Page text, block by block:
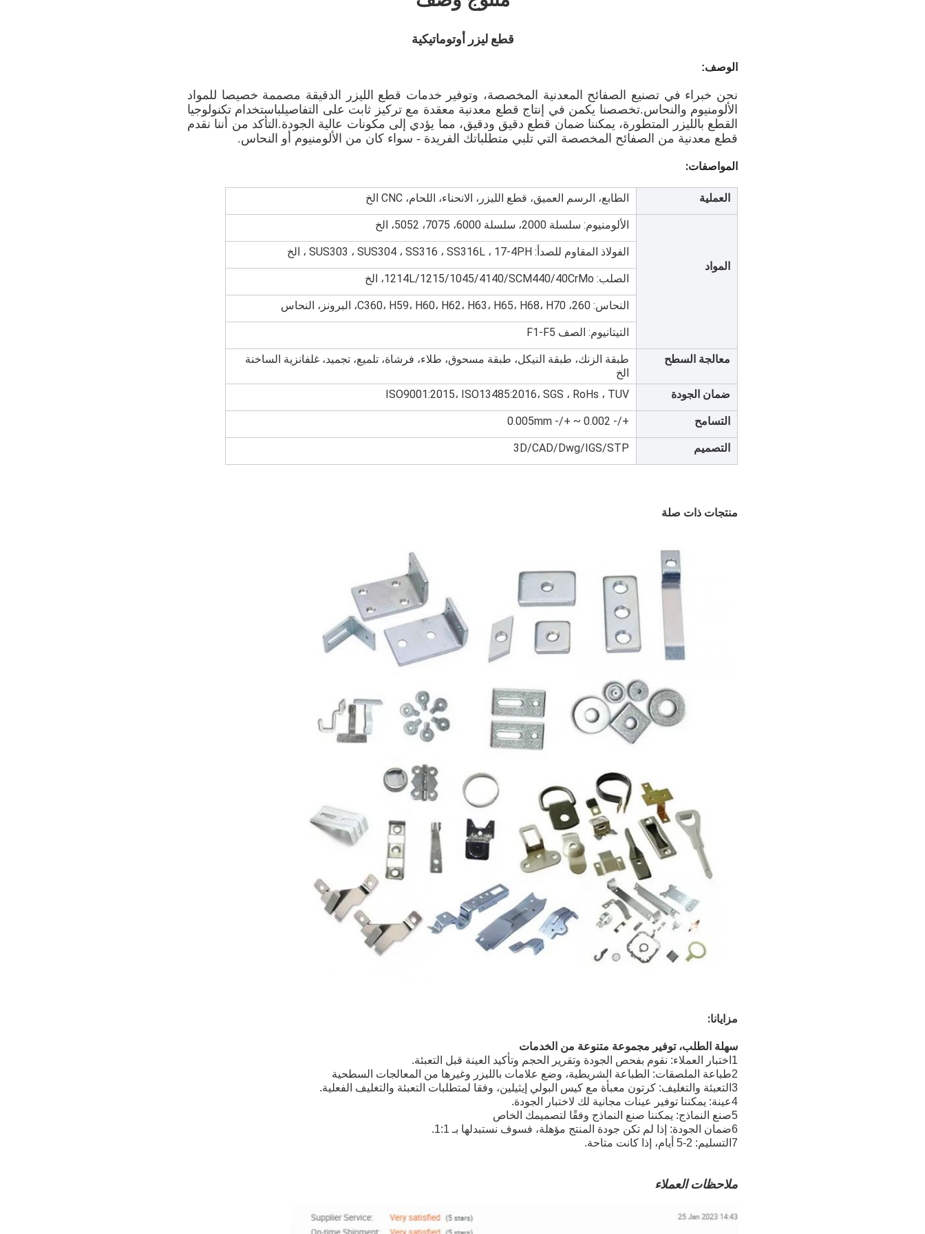
قطع ليزر أوتوماتيكية
الوصف:
نحن خبراء في تصنيع الصفائح المعدنية المخصصة، وتوفير خدمات قطع الليزر الدقيقة مصممة خصيصا للمواد
الألومنيوم والنحاس.تخصصنا يكمن في إنتاج قطع معدنية معقدة مع تركيز ثابت على التفاصيلباستخدام تكنولوجيا
القطع بالليزر المتطورة، يمكننا ضمان قطع دقيق ودقيق، مما يؤدي إلى مكونات عالية الجودة.التأكد من أننا نقدم
قطع معدنية من الصفائح المخصصة التي تلبي متطلباتك الفريدة - سواء كان من الألومنيوم أو النحاس.
المواصفات:
العملية الطابع، الرسم العميق، قطع الليزر، الانحناء، اللحام، CNC الخ
المواد
الألومنيوم: سلسلة 2000، سلسلة 6000، 7075، 5052، الخ
الفولاذ المقاوم للصدأ: SUS303 ، SUS304 ، SS316 ، SS316L ، 17-4PH ، الخ
الصلب: 1214L/1215/1045/4140/SCM440/40CrMo، الخ
النحاس: 260، C360، H59، H60، H62، H63، H65، H68، H70، البرونز، النحاس
التيتانيوم: الصف F1-F5
معالجة السطح
طبقة الزنك، طبقة النيكل، طبقة مسحوق، طلاء، فرشاة، تلميع، تجميد، غلفانزية الساخنة
الخ
ضمان الجودة
ISO9001:2015، ISO13485:2016، SGS ، RoHs ، TUV
التسامح +/- 0.002 ~ +/- 0.005mm
التصميم 3D/CAD/Dwg/IGS/STP
منتجات ذات صلة
مزايانا:
سهلة الطلب، توفير مجموعة متنوعة من الخدمات
1اختبار العملاء: نقوم بفحص الجودة وتقرير الحجم وتأكيد العينة قبل التعبئة.
2طباعة الملصقات: الطباعة الشريطية، وضع علامات بالليزر وغيرها من المعالجات السطحية
3التعبئة والتغليف: كرتون معبأة مع كيس البولي إيثيلين، وفقا لمتطلبات التعبئة والتغليف الفعلية.
4عينة: يمكننا توفير عينات مجانية لك لاختبار الجودة.
5صنع النماذج: يمكننا صنع النماذج وفقًا لتصميمك الخاص
6ضمان الجودة: إذا لم تكن جودة المنتج مؤهلة، فسوف نستبدلها بـ 1:1.
7التسليم: 2-5 أيام، إذا كانت متاحة.
ملاحظات العملاء